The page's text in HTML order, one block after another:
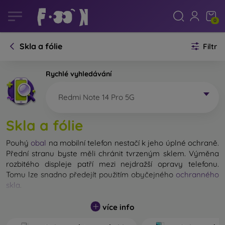
0
Skla a fólie Filtr
Rychlé vyhledávání
Redmi Note 14 Pro 5G
Skla a fólie
Pouhý obal na mobilní telefon nestačí k jeho úplné ochraně.
Přední stranu byste měli chránit tvrzeným sklem. Výměna
rozbitého displeje patří mezi nejdražší opravy telefonu.
Tomu lze snadno předejít použitím obyčejného ochranného
skla
Nerozbitné sklo na mobil sice neexistuje, ale při pádu
zůstane displej ve většině případů nepoškozený. Výběr
více info